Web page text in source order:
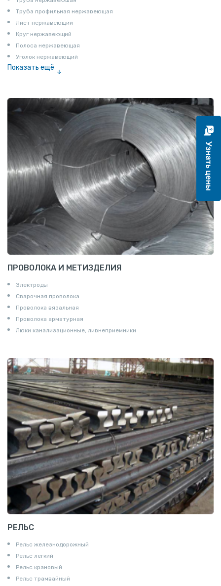
Труба профильная нержавеющая
Лист нержавеющий
Круг нержавеющий
Полоса нержавеющая
Уголок нержавеющий
Показать ещё
ПРОВОЛОКА И МЕТИЗДЕЛИЯ
Электроды
Сварочная проволока
Проволока вязальная
Проволока арматурная
Люки канализационные, ливнеприемники
РЕЛЬС
Рельс железнодорожный
Рельс легкий
Рельс крановый
Рельс трамвайный